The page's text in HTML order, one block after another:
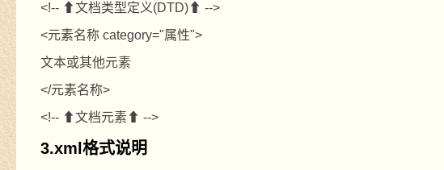
<!-- ⬆文档类型定义(DTD)⬆ -->
<元素名称 category="属性">
文本或其他元素
</元素名称>
<!-- ⬆文档元素⬆ -->
3.xml 格式说明